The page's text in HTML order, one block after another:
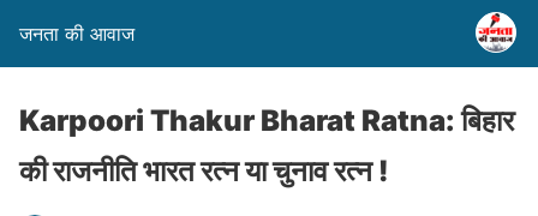
जनता की आवाज
Karpoori Thakur Bharat Ratna: बिहार
की राजनीति भारत रत्न या चुनाव रत्न !